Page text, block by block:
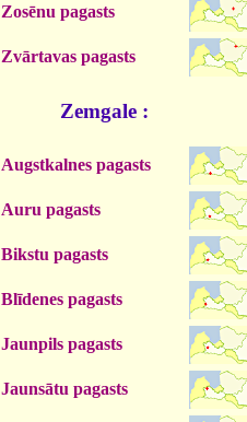
Zosēnu pagasts
Zvārtavas pagasts
Zemgale :
Augstkalnes pagasts
Auru pagasts
Bikstu pagasts
Blīdenes pagasts
Jaunpils pagasts
Jaunsātu pagasts